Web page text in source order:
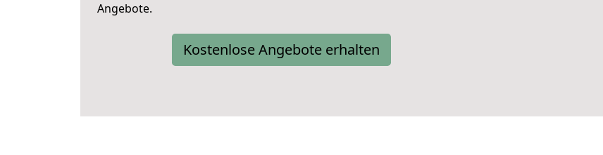
Angebote.
Kostenlose Angebote erhalten